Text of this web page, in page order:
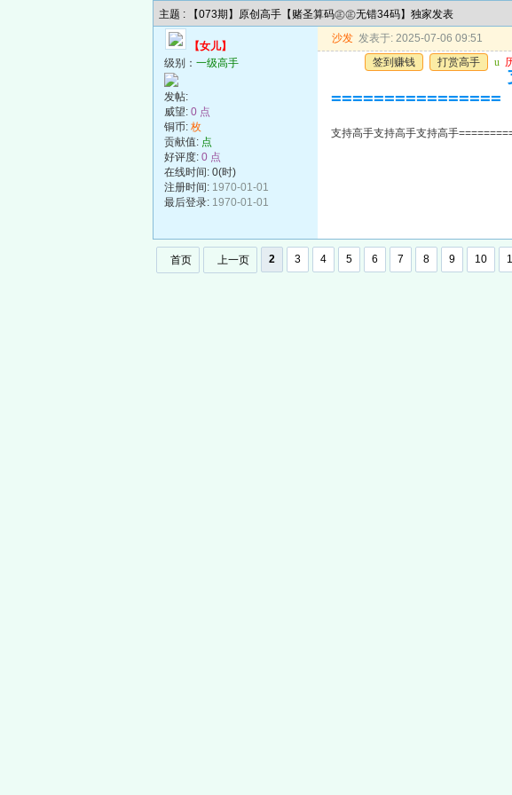
主题 : 【073期】原创高手【赌圣算码㊣㊣无错34码】独家发表
【女儿】
级别： 一级高手
发帖:
威望: 0 点
铜币: 枚
贡献值: 点
好评度: 0 点
在线时间: 0(时)
注册时间: 1970-01-01
最后登录: 1970-01-01
沙发 发表于: 2025-07-06 09:51
签到赚钱
打赏高手 u
================
支持高手支持高手支持高手
首页 上一页 2 3 4 5 6 7 8 9 10